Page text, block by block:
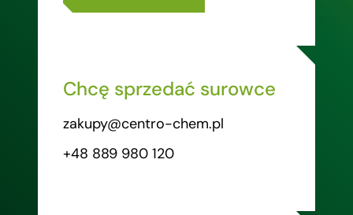
Chcę sprzedać surowce
zakupy@centro-chem.pl
+48 889 980 120